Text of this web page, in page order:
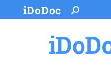
iDoDoc Search: